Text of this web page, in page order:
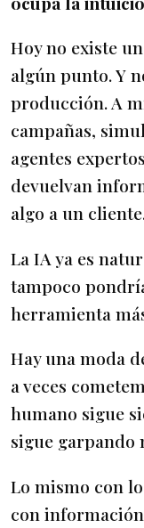
Hoy no existe
algún punto. Y
producción. A
campañas,
agentes
devuelvan
algo a un
La IA ya es
tampoco
herramienta
Hay una moda
a veces
humano sigue
sigue garpando
Lo mismo con
con